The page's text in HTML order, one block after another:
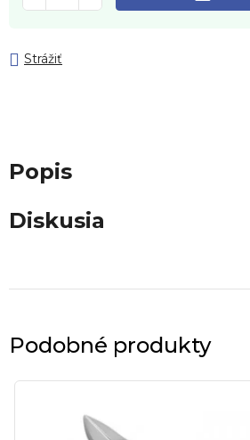
Strážiť
Popis
Diskusia
Podobné produkty